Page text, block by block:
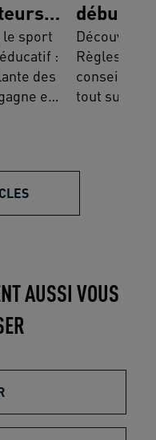
le sport
:
des
en
débuter
Découvrez
Règles du
conseils
tout sur
AUSSI VOUS